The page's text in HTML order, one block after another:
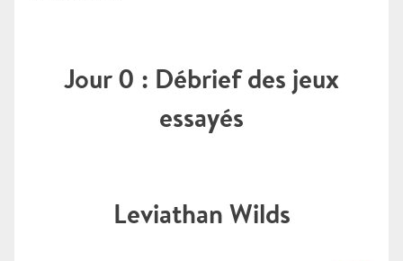
Jour 0 : Débrief des jeux
essayés
Leviathan Wilds